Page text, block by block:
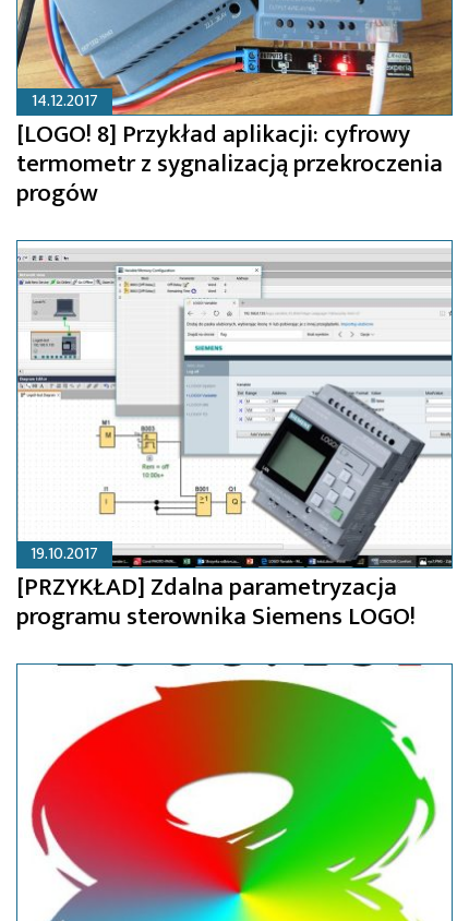
14.12.2017
[LOGO! 8] Przykład aplikacji: cyfrowy
termometr z sygnalizacją przekroczenia
progów
19.10.2017
[PRZYKŁAD] Zdalna parametryzacja
programu sterownika Siemens LOGO!